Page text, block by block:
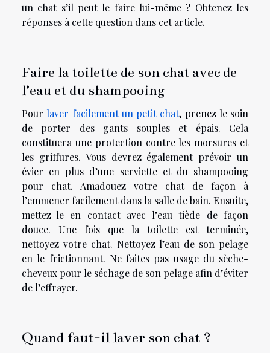
un chat s’il peut le faire lui-même ? Obtenez les
réponses à cette question dans cet article.
Faire la toilette de son chat avec de
l’eau et du shampooing
Pour laver facilement un petit chat, prenez le soin
de porter des gants souples et épais. Cela
constituera une protection contre les morsures et
les griffures. Vous devrez également prévoir un
évier en plus d’une serviette et du shampooing
pour chat. Amadouez votre chat de façon à
l’emmener facilement dans la salle de bain. Ensuite,
mettez-le en contact avec l’eau tiède de façon
douce. Une fois que la toilette est terminée,
nettoyez votre chat. Nettoyez l’eau de son pelage
en le frictionnant. Ne faites pas usage du sèche-
cheveux pour le séchage de son pelage afin d’éviter
de l’effrayer.
Quand faut-il laver son chat ?